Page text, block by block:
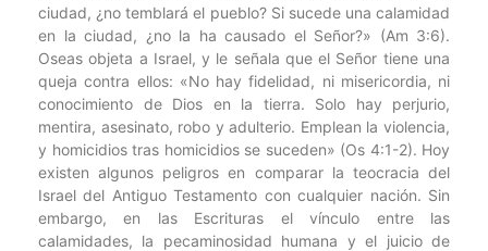
ciudad, ¿no temblará el pueblo? Si sucede una calamidad
en la ciudad, ¿no la ha causado el Señor?» (Am 3:6).
Oseas objeta a Israel, y le señala que el Señor tiene una
queja contra ellos: «No hay fidelidad, ni misericordia, ni
conocimiento de Dios en la tierra. Solo hay perjurio,
mentira, asesinato, robo y adulterio. Emplean la violencia,
y homicidios tras homicidios se suceden» (Os 4:1-2). Hoy
existen algunos peligros en comparar la teocracia del
Israel del Antiguo Testamento con cualquier nación. Sin
embargo, en las Escrituras el vínculo entre las
calamidades, la pecaminosidad humana y el juicio de